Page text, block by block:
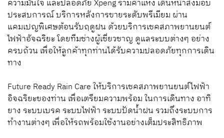
ความมั่นใจ และปลอดภัย Xpeng รามคำแหง เดินหน้าส่งมอบ
ประสบการณ์ บริการหลังการขายระดับพรีเมียม ผ่าน
แคมเปญพิเศษต้อนรับฤดูฝน ด้วยบริการเชคสภาพยานยนต์
ไฟฟ้าอัจฉริยะ โดยทีมช่างผู้เชี่ยวชาญ ดูแลระบบต่างๆ อย่าง
ครบถ้วน เพื่อให้ลูกค้าทุกท่านได้รับความปลอดภัยทุกการเดิน
ทาง
Future Ready Rain Care ให้บริการเชคสภาพยานยนต์ไฟฟ้า
อิจฉริยะของท่าน เพื่อเตรียมความพร้อม ในการเดินทาง อาทิ
ยาง ระบบเบรค ระบบไฟฟ้า ระบบปัดน้ำฝน รวมถึงระบบการ
ทำงานต่างๆ เพื่อให้รถพร้อมใช้งานอย่างเต็มประสิทธิภาพ